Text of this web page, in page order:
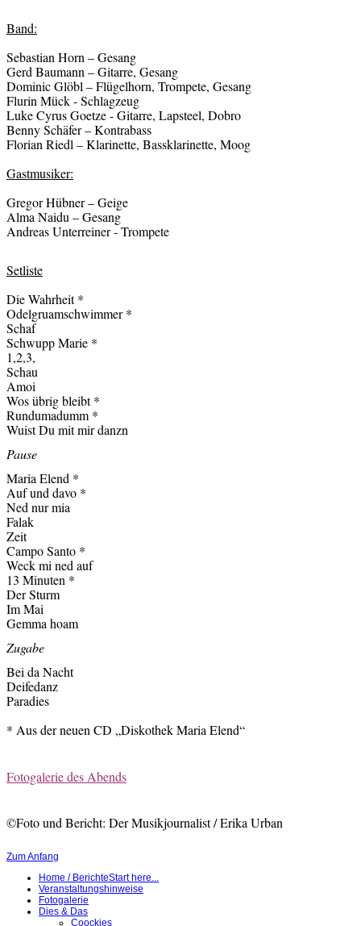
Band:
Sebastian Horn – Gesang
Gerd Baumann – Gitarre, Gesang
Dominic Glöbl – Flügelhorn, Trompete, Gesang
Flurin Mück - Schlagzeug
Luke Cyrus Goetze - Gitarre, Lapsteel, Dobro
Benny Schäfer – Kontrabass
Florian Riedl – Klarinette, Bassklarinette, Moog
Gastmusiker:
Gregor Hübner – Geige
Alma Naidu – Gesang
Andreas Unterreiner - Trompete
Setliste
Die Wahrheit *
Odelgruamschwimmer *
Schaf
Schwupp Marie *
1,2,3,
Schau
Amoi
Wos übrig bleibt *
Rundumadumm *
Wuist Du mit mir danzn
Pause
Maria Elend *
Auf und davo *
Ned nur mia
Falak
Zeit
Campo Santo *
Weck mi ned auf
13 Minuten *
Der Sturm
Im Mai
Gemma hoam
Zugabe
Bei da Nacht
Deifedanz
Paradies
* Aus der neuen CD „Diskothek Maria Elend“
Fotogalerie des Abends
©Foto und Bericht: Der Musikjournalist / Erika Urban
Zum Anfang
Home / BerichteStart here...
Veranstaltungshinweise
Fotogalerie
Dies & Das
Coockies